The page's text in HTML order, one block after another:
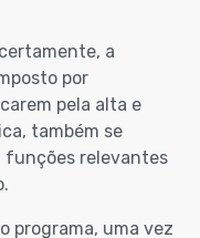
a
por
pela alta e
também se
funções relevantes
programa, uma vez